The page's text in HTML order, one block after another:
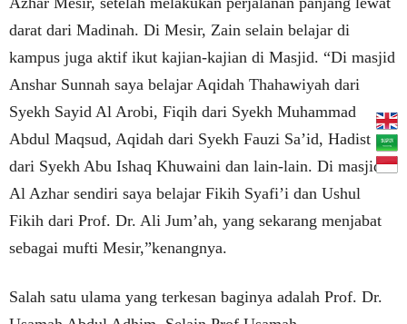
darat dari Madinah. Di Mesir, Zain selain belajar di
kampus juga aktif ikut kajian-kajian di Masjid. “Di masjid
Anshar Sunnah saya belajar Aqidah Thahawiyah dari
Syekh Sayid Al Arobi, Fiqih dari Syekh Muhammad
Abdul Maqsud, Aqidah dari Syekh Fauzi Sa’id, Hadist
dari Syekh Abu Ishaq Khuwaini dan lain-lain. Di masjid
Al Azhar sendiri saya belajar Fikih Syafi’i dan Ushul
Fikih dari Prof. Dr. Ali Jum’ah, yang sekarang menjabat
sebagai mufti Mesir,”kenangnya.
Salah satu ulama yang terkesan baginya adalah Prof. Dr.